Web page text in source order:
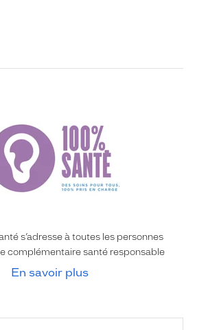
s’adresse à toutes les personnes
complémentaire santé responsable
En savoir plus